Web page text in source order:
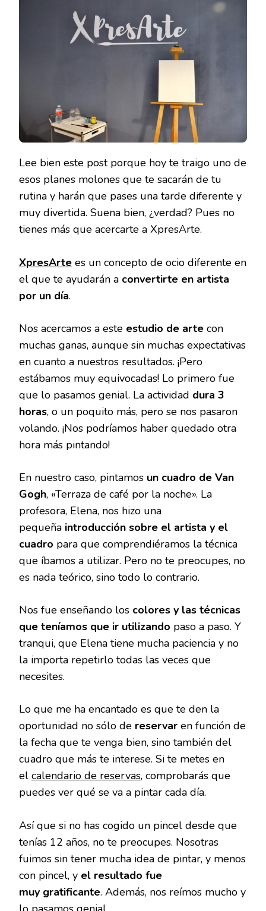
Lee bien este post porque hoy te traigo uno de
esos planes molones que te sacarán de tu
rutina y harán que pases una tarde diferente y
muy divertida. Suena bien, ¿verdad? Pues no
tienes más que acercarte a XpresArte.
XpresArte es un concepto de ocio diferente en
el que te ayudarán a convertirte en artista
por un día.
Nos acercamos a este estudio de arte con
muchas ganas, aunque sin muchas expectativas
en cuanto a nuestros resultados. ¡Pero
estábamos muy equivocadas! Lo primero fue
que lo pasamos genial. La actividad dura 3
horas, o un poquito más, pero se nos pasaron
volando. ¡Nos podríamos haber quedado otra
hora más pintando!
En nuestro caso, pintamos un cuadro de Van
Gogh, «Terraza de café por la noche». La
profesora, Elena, nos hizo una
pequeña introducción sobre el artista y el
cuadro para que comprendiéramos la técnica
que íbamos a utilizar. Pero no te preocupes, no
es nada teórico, sino todo lo contrario.
Nos fue enseñando los colores y las técnicas
que teníamos que ir utilizando paso a paso. Y
tranqui, que Elena tiene mucha paciencia y no
la importa repetirlo todas las veces que
necesites.
Lo que me ha encantado es que te den la
oportunidad no sólo de reservar en función de
la fecha que te venga bien, sino también del
cuadro que más te interese. Si te metes en
el calendario de reservas, comprobarás que
puedes ver qué se va a pintar cada día.
Así que si no has cogido un pincel desde que
tenías 12 años, no te preocupes. Nosotras
fuimos sin tener mucha idea de pintar, y menos
con pincel, y el resultado fue
muy gratificante. Además, nos reímos mucho y